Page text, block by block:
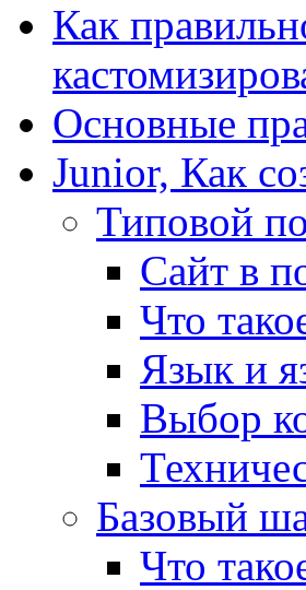
Как
Основные
Junior, Как
Типовой
Сайт в
Что
Язык и
Выбор
Базовый
Что